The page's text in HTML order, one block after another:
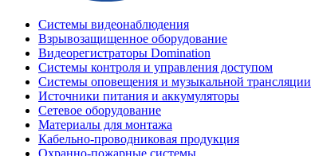
Системы видеонаблюдения
Взрывозащищенное оборудование
Видеорегистраторы Domination
Системы контроля и управления доступом
Системы оповещения и музыкальной трансляции
Источники питания и аккумуляторы
Сетевое оборудование
Материалы для монтажа
Кабельно-проводниковая продукция
Охранно-пожарные системы